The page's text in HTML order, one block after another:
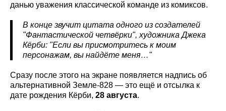
данью уважения классической команде из комиксов.
В конце звучит цитата одного из создателей
"Фантастической четвёрки", художника Джека
Кёрби: "Если вы присмотритесь к моим
персонажам, вы найдёте меня…"
Сразу после этого на экране появляется надпись об
альтернативной Земле‑828 — это ещё и отсылка к
дате рождения Кёрби, 28 августа.